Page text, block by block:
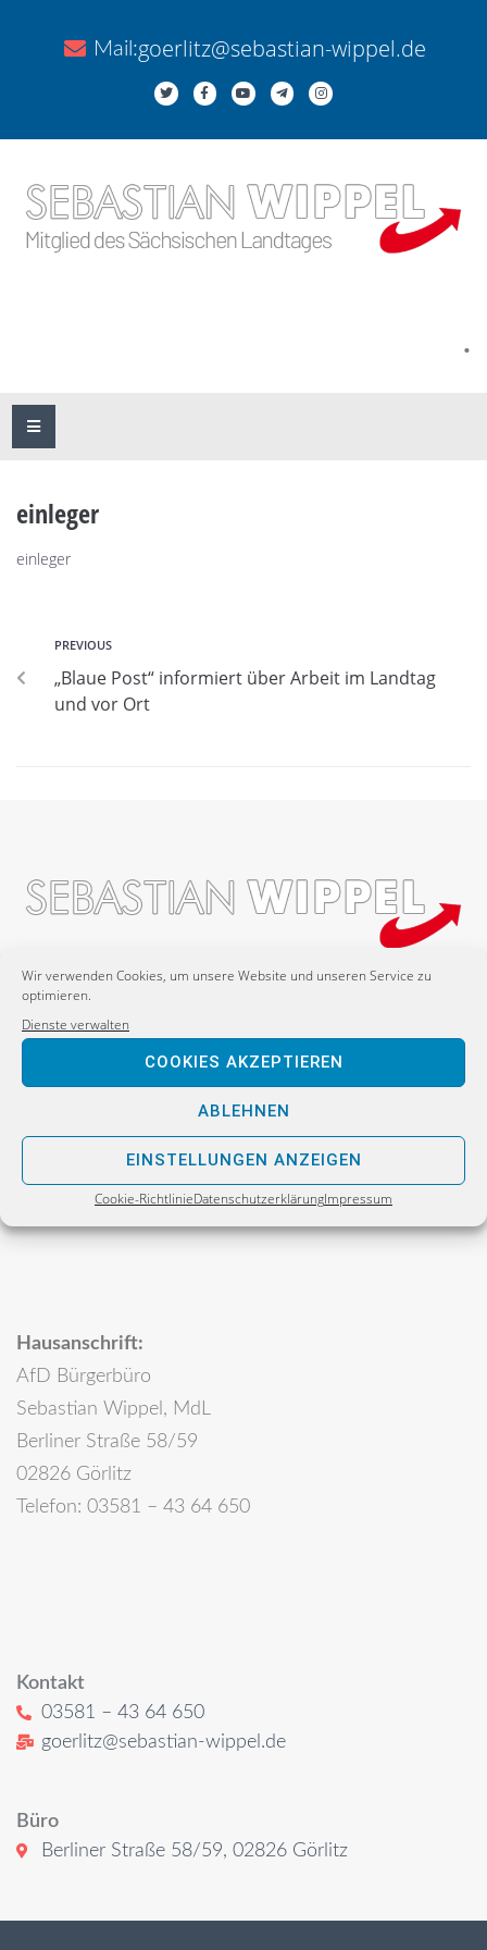
Wir verwenden Cookies, um unsere Website und unseren Service zu
optimieren.
Dienste verwalten
COOKIES AKZEPTIEREN
ABLEHNEN
EINSTELLUNGEN ANZEIGEN
Cookie-RichtlinieDatenschutzerklärungImpressum
Mail:goerlitz@sebastian-wippel.de
.
einleger
einleger
PREVIOUS
„Blaue Post“ informiert über Arbeit im Landtag
und vor Ort
Postanschrift:
Sebastian Wippel
Alternative für Deutschland
Postfach 30 06 17
02811 Görlitz
Hausanschrift:
AfD Bürgerbüro
Sebastian Wippel, MdL
Berliner Straße 58/59
02826 Görlitz
Telefon: 03581 – 43 64 650
Kontakt
03581 – 43 64 650
goerlitz@sebastian-wippel.de
Büro
Berliner Straße 58/59, 02826 Görlitz